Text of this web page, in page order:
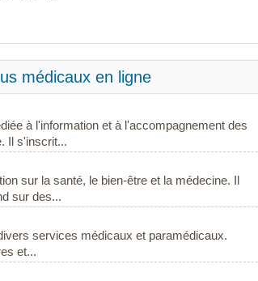
médicaux en ligne
à l'information et à l'accompagnement des
Il s'inscrit...
sur la santé, le bien-être et la médecine. Il
sur des...
services médicaux et paramédicaux.
et...